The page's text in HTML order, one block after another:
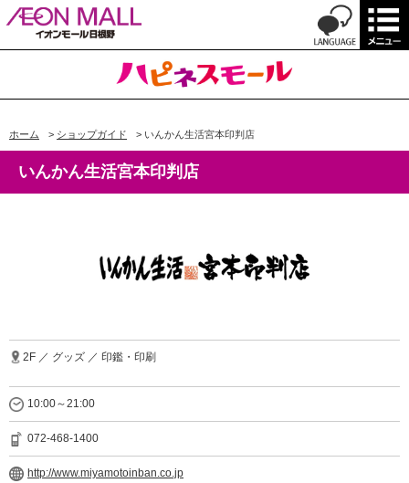
ホーム > ショップガイド > いんかん生活宮本印判店
いんかん生活宮本印判店
2F ／ グッズ ／ 印鑑・印刷
10:00～21:00
072-468-1400
http://www.miyamotoinban.co.jp